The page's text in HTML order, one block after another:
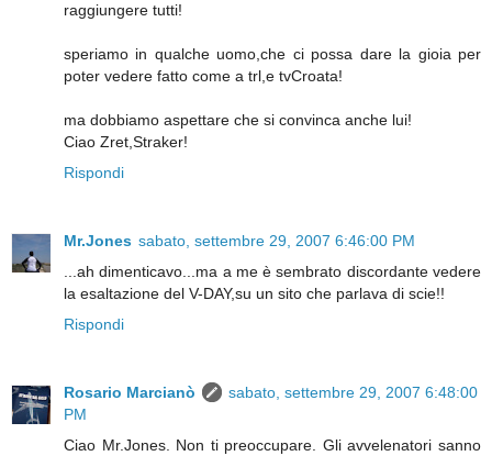
raggiungere tutti!
speriamo in qualche uomo,che ci possa dare la gioia per
poter vedere fatto come a trl,e tvCroata!
ma dobbiamo aspettare che si convinca anche lui!
Ciao Zret,Straker!
Rispondi
Mr.Jones sabato, settembre 29, 2007 6:46:00 PM
...ah dimenticavo...ma a me è sembrato discordante vedere
la esaltazione del V-DAY,su un sito che parlava di scie!!
Rispondi
Rosario Marcianò
sabato, settembre 29, 2007 6:48:00
PM
Ciao Mr.Jones. Non ti preoccupare. Gli avvelenatori sanno